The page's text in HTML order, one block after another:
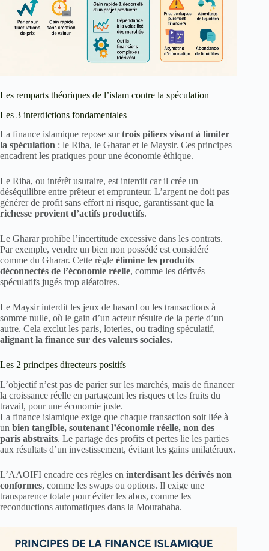
Les remparts théoriques de l’islam contre la spéculation
Les 3 interdictions fondamentales
La finance islamique repose surtrois piliers visant à limiter
la spéculation : le Riba, le Gharar et le Maysir. Ces principes
encadrent les pratiques pour une économie éthique.
Le Riba, ou intérêt usuraire, est interdit car il crée un
déséquilibre entre prêteur et emprunteur. L’argent ne doit pas
générer de profit sans effort ni risque, garantissant que la
richesse provient d’actifs productifs.
Le Gharar prohibe l’incertitude excessive dans les contrats.
Par exemple, vendre un bien non possédé est considéré
comme du Gharar. Cette règle élimine les produits
déconnectés de l’économie réelle, comme les dérivés
spéculatifs jugés trop aléatoires.
Le Maysir interdit les jeux de hasard ou les transactions à
somme nulle, où le gain d’un acteur résulte de la perte d’un
autre. Cela exclut les paris, loteries, ou trading spéculatif,
alignant la finance sur des valeurs sociales.
Les 2 principes directeurs positifs
L’objectif n’est pas de parier sur les marchés, mais de financer
la croissance réelle en partageant les risques et les fruits du
travail, pour une économie juste.
La finance islamique exige que chaque transaction soit liée à
un bien tangible, soutenant l’économie réelle, non des
paris abstraits. Le partage des profits et pertes lie les parties
aux résultats d’un investissement, évitant les gains unilatéraux.
L’AAOIFI encadre ces règles en interdisant les dérivés non
conformes, comme les swaps ou options. Il exige une
transparence totale pour éviter les abus, comme les
reconductions automatiques dans la Mourabaha.